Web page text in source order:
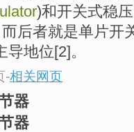
)和开关式稳
后者就是单片开
地位[2]。
-相关网页
器
器